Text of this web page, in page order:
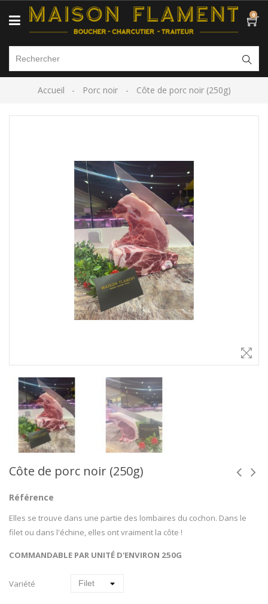
0
Accueil Porc noir Côte de porc noir (250g)
Côte de porc noir (250g)
Référence
Elles se trouve dans une partie des lombaires du cochon. Dans le
filet ou dans l'échine, elles ont vraiment la côte !
COMMANDABLE PAR UNITÉ D'ENVIRON 250G
Variété